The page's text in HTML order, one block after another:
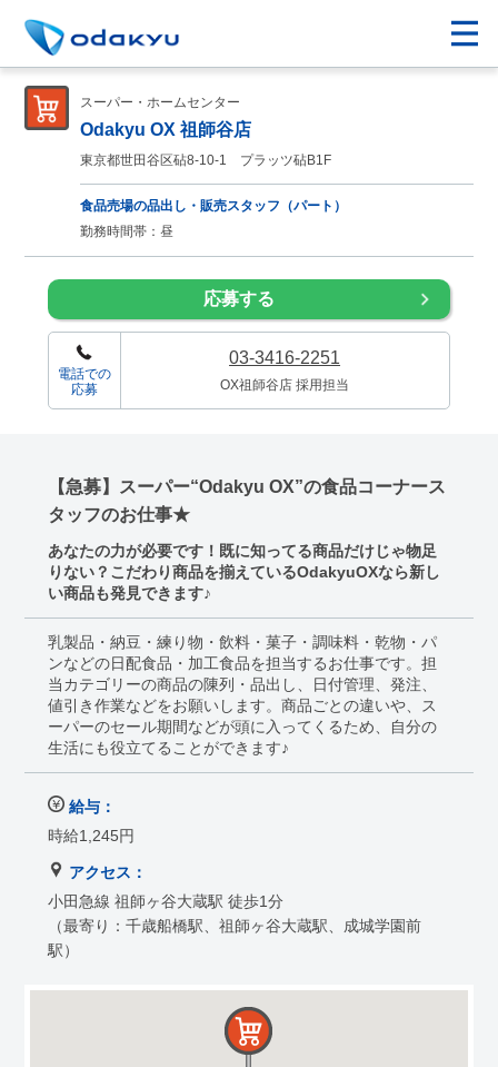
スーパー・ホームセンター
Odakyu OX 祖師谷店
東京都世田谷区砧8-10-1 プラッツ砧B1F
食品売場の品出し・販売スタッフ（パート）
勤務時間帯：昼
応募する
電話での
応募
03-3416-2251
OX祖師谷店 採用担当
【急募】スーパー“Odakyu OX”の食品コーナース
タッフのお仕事★
あなたの力が必要です！既に知ってる商品だけじゃ物足
りない？こだわり商品を揃えているOdakyuOXなら新し
い商品も発見できます♪
乳製品・納豆・練り物・飲料・菓子・調味料・乾物・パ
ンなどの日配食品・加工食品を担当するお仕事です。担
当カテゴリーの商品の陳列・品出し、日付管理、発注、
値引き作業などをお願いします。商品ごとの違いや、ス
ーパーのセール期間などが頭に入ってくるため、自分の
生活にも役立てることができます♪
給与：
時給1,245円
アクセス：
小田急線 祖師ヶ谷大蔵駅 徒歩1分
（最寄り：千歳船橋駅、祖師ヶ谷大蔵駅、成城学園前
駅）